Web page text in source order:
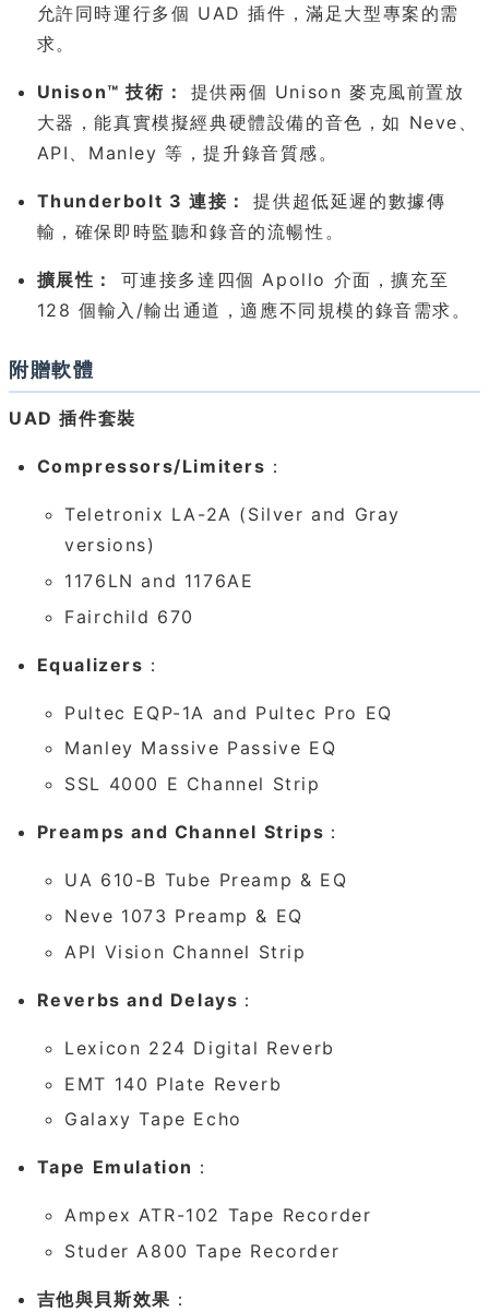
允許同時運行多個 UAD 插件，滿足大型專案的需
求。
Unison™ 技術：
提供兩個 Unison 麥克風前置放
大器，能真實模擬經典硬體設備的音色，如 Neve、
API、Manley 等，提升錄音質感。
Thunderbolt 3 連接：
提供超低延遲的數據傳
輸，確保即時監聽和錄音的流暢性。
擴展性：
可連接多達四個 Apollo 介面，擴充至
128 個輸入/輸出通道，適應不同規模的錄音需求。
附贈軟體
UAD 插件套裝
Compressors/Limiters ：
Teletronix LA-2A (Silver and Gray
versions)
1176LN and 1176AE
Fairchild 670
Equalizers ：
Pultec EQP-1A and Pultec Pro EQ
Manley Massive Passive EQ
SSL 4000 E Channel Strip
Preamps and Channel Strips ：
UA 610-B Tube Preamp & EQ
Neve 1073 Preamp & EQ
API Vision Channel Strip
Reverbs and Delays ：
Lexicon 224 Digital Reverb
EMT 140 Plate Reverb
Galaxy Tape Echo
Tape Emulation ：
Ampex ATR-102 Tape Recorder
Studer A800 Tape Recorder
吉他與貝斯效果 ：